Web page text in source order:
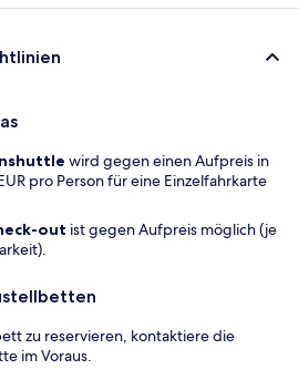
wird gegen einen Aufpreis in
pro Person für eine Einzelfahrkarte
out ist gegen Aufpreis möglich (je
zu reservieren, kontaktiere die
im Voraus.